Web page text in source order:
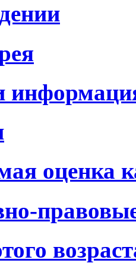
оценка